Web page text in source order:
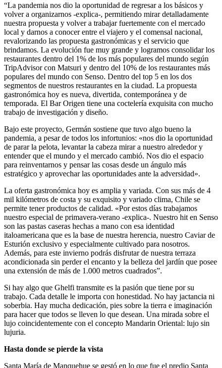
“La pandemia nos dio la oportunidad de regresar a los básicos y
volver a organizarnos -explica-, permitiendo mirar detalladamente
nuestra propuesta y volver a trabajar fuertemente con el mercado
local y darnos a conocer entre el viajero y el comensal nacional,
revalorizando las propuesta gastronómicas y el servicio que
brindamos. La evolución fue muy grande y logramos consolidar los
restaurantes dentro del 1% de los más populares del mundo según
TripAdvisor con Matsuri y dentro del 10% de los restaurantes más
populares del mundo con Senso. Dentro del top 5 en los dos
segmentos de nuestros restaurantes en la ciudad. La propuesta
gastronómica hoy es nueva, divertida, contemporánea y de
temporada. El Bar Origen tiene una coctelería exquisita con mucho
trabajo de investigación y diseño.
Bajo este proyecto, Germán sostiene que tuvo algo bueno la
pandemia, a pesar de todos los infortunios: «nos dio la oportunidad
de parar la pelota, levantar la cabeza mirar a nuestro alrededor y
entender que el mundo y el mercado cambió. Nos dio el espacio
para reinventarnos y pensar las cosas desde un ángulo más
estratégico y aprovechar las oportunidades ante la adversidad».
La oferta gastronómica hoy es amplia y variada. Con sus más de 4
mil kilómetros de costa y su exquisito y variado clima, Chile se
permite tener productos de calidad. «Por estos días trabajamos
nuestro especial de primavera-verano -explica-. Nuestro hit en Senso
son las pastas caseras hechas a mano con esa identidad
italoamericana que es la base de nuestra herencia, nuestro Caviar de
Esturión exclusivo y especialmente cultivado para nosotros.
Además, para este invierno podrás disfrutar de nuestra terraza
acondicionada sin perder el encanto y la belleza del jardín que posee
una extensión de más de 1.000 metros cuadrados”.
Si hay algo que Ghelfi transmite es la pasión que tiene por su
trabajo. Cada detalle le importa con honestidad. No hay jactancia ni
soberbia. Hay mucha dedicación, pies sobre la tierra e imaginación
para hacer que todos se lleven lo que desean. Una mirada sobre el
lujo coincidentemente con el concepto Mandarin Oriental: lujo sin
lujuria.
Hasta donde se pierde la vista
Santa María de Manquehue se gestó en lo que fue el predio Santa